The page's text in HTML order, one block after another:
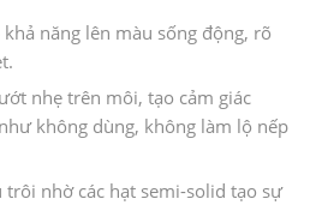
năng lên màu sống động, rõ
nhẹ trên môi, tạo cảm giác
không dùng, không làm lộ nếp
nhờ các hạt semi-solid tạo sự